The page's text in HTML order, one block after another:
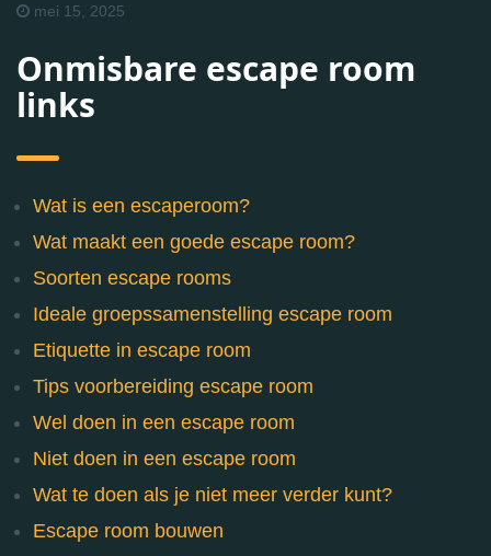
mei 15, 2025
Onmisbare escape room
links
Wat is een escaperoom?
Wat maakt een goede escape room?
Soorten escape rooms
Ideale groepssamenstelling escape room
Etiquette in escape room
Tips voorbereiding escape room
Wel doen in een escape room
Niet doen in een escape room
Wat te doen als je niet meer verder kunt?
Escape room bouwen